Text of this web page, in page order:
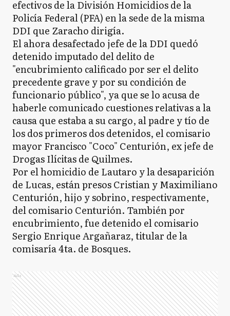
efectivos de la División Homicidios de la
Policía Federal (PFA) en la sede de la misma
DDI que Zaracho dirigía.
El ahora desafectado jefe de la DDI quedó
detenido imputado del delito de
"encubrimiento calificado por ser el delito
precedente grave y por su condición de
funcionario público", ya que se lo acusa de
haberle comunicado cuestiones relativas a la
causa que estaba a su cargo, al padre y tío de
los dos primeros dos detenidos, el comisario
mayor Francisco "Coco" Centurión, ex jefe de
Drogas Ilícitas de Quilmes.
Por el homicidio de Lautaro y la desaparición
de Lucas, están presos Cristian y Maximiliano
Centurión, hijo y sobrino, respectivamente,
del comisario Centurión. También por
encubrimiento, fue detenido el comisario
Sergio Enrique Argañaraz, titular de la
comisaría 4ta. de Bosques.
Ads